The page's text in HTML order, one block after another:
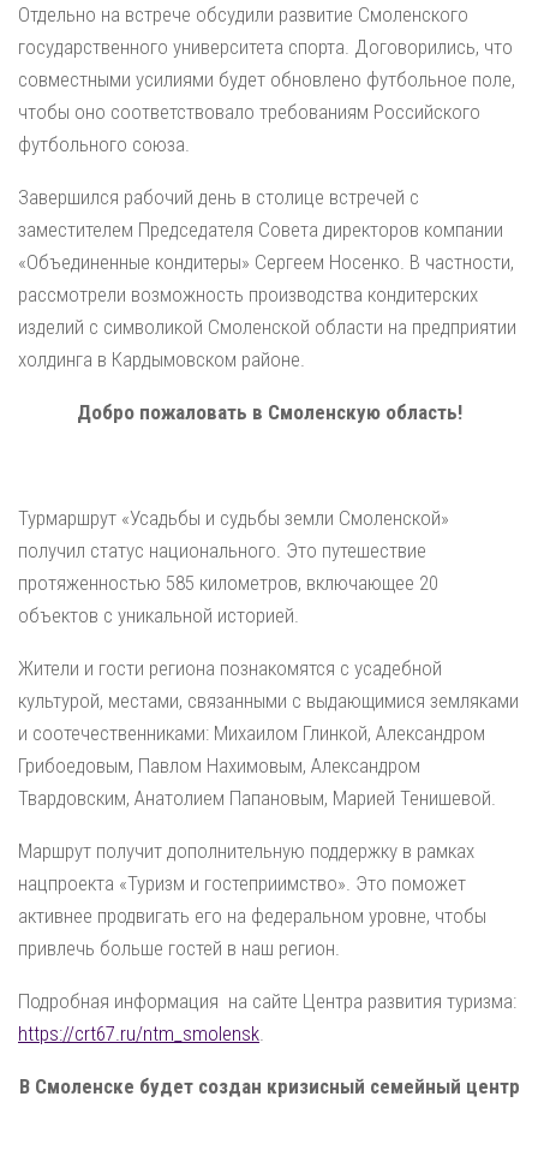
Отдельно на встрече обсудили развитие Смоленского
государственного университета спорта. Договорились, что
совместными усилиями будет обновлено футбольное поле,
чтобы оно соответствовало требованиям Российского
футбольного союза.
Завершился рабочий день в столице встречей с
заместителем Председателя Совета директоров компании
«Объединенные кондитеры» Сергеем Носенко. В частности,
рассмотрели возможность производства кондитерских
изделий с символикой Смоленской области на предприятии
холдинга в Кардымовском районе.
Добро пожаловать в Смоленскую область!
Турмаршрут «Усадьбы и судьбы земли Смоленской»
получил статус национального. Это путешествие
протяженностью 585 километров, включающее 20
объектов с уникальной историей.
Жители и гости региона познакомятся с усадебной
культурой, местами, связанными с выдающимися земляками
и соотечественниками: Михаилом Глинкой, Александром
Грибоедовым, Павлом Нахимовым, Александром
Твардовским, Анатолием Папановым, Марией Тенишевой.
Маршрут получит дополнительную поддержку в рамках
нацпроекта «Туризм и гостеприимство». Это поможет
активнее продвигать его на федеральном уровне, чтобы
привлечь больше гостей в наш регион.
Подробная информация на сайте Центра развития туризма:
https://crt67.ru/ntm_smolensk
В Смоленске будет создан кризисный семейный центр